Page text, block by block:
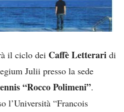
il ciclo dei Caffè Letterari di
Julii presso la sede
“Rocco Polimeni”.
l’Università “Francois